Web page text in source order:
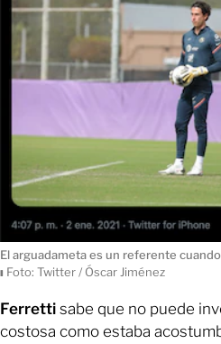
El arguadameta es un referente
ı Foto: Twitter / Óscar Jiménez
Ferretti sabe que no puede
costosa como estaba